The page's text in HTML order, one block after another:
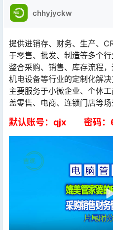
chhyjyckw
提供进销存、财务、生产、
于零售、批发、制造等多个行
整合采购、销售、库存流程，
机电设备等行业的定制化解决
主要服务于小微企业、个体
盖零售、电商、连锁门店等场
默认账号：qjx 密码：